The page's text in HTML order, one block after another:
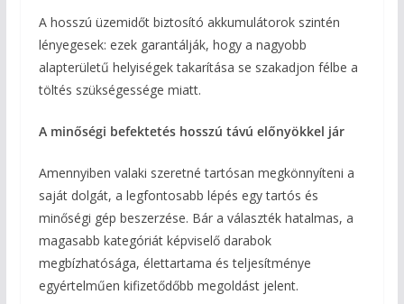
A hosszú üzemidőt biztosító akkumulátorok szintén
lényegesek: ezek garantálják, hogy a nagyobb
alapterületű helyiségek takarítása se szakadjon félbe a
töltés szükségessége miatt.
A minőségi befektetés hosszú távú előnyökkel jár
Amennyiben valaki szeretné tartósan megkönnyíteni a
saját dolgát, a legfontosabb lépés egy tartós és
minőségi gép beszerzése. Bár a választék hatalmas, a
magasabb kategóriát képviselő darabok
megbízhatósága, élettartama és teljesítménye
egyértelműen kifizetődőbb megoldást jelent.